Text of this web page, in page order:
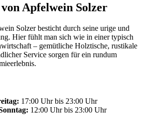
Apfelwein Solzer
Solzer besticht durch seine urige und
Hier fühlt man sich wie in einer typisch
– gemütliche Holztische, rustikale
Service sorgen für ein rundum
17:00 Uhr bis 23:00 Uhr
12:00 Uhr bis 23:00 Uhr